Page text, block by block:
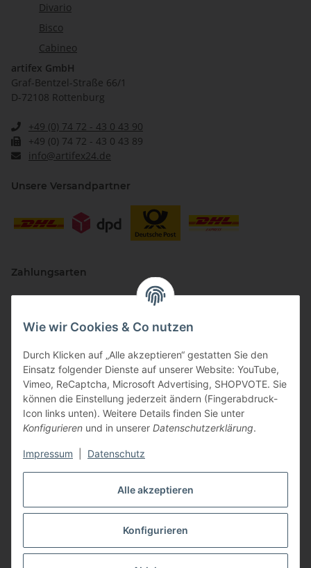
Alle akzeptieren
Konfigurieren
Wie wir Cookies & Co nutzen
Durch Klicken auf „Alle akzeptieren“ gestatten Sie den
Einsatz folgender Dienste auf unserer Website: YouTube,
Vimeo, ReCaptcha, Microsoft Advertising, SHOPVOTE. Sie
können die Einstellung jederzeit ändern (Fingerabdruck-
Icon links unten). Weitere Details finden Sie unter
Konfigurieren und in unserer Datenschutzerklärung.
Impressum Datenschutz
Divario
Bisco
Cabineo
artifex GmbH
Graf-Bentzel-Straße 66/1
D-72108 Rottenburg
+49 (0) 74 72 - 43 0 43 90
+49 (0) 74 72 - 43 0 43 89
info@artifex24.de
Unsere Versandpartner
Zahlungsarten
Vertriebspartner